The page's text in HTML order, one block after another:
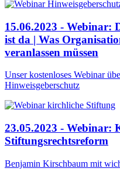
15.06.2023 - Webinar:
ist da | Was
veranlassen müssen
Unser kostenloses Webinar
Hinweisgeberschutz
23.05.2023 - Webinar:
Stiftungsrechtsreform
Benjamin Kirschbaum mit